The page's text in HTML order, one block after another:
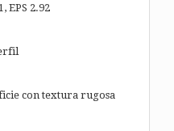
EPS 2.92
con textura rugosa